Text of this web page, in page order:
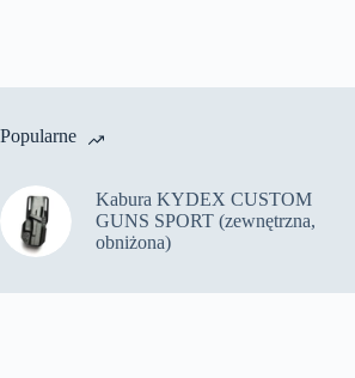
Popularne
Kabura KYDEX CUSTOM
GUNS SPORT (zewnętrzna,
obniżona)